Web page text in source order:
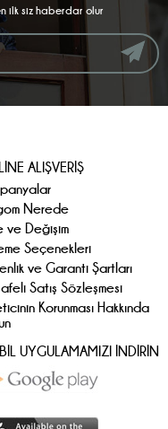
ilk siz haberdar olur
ALIŞVERİŞ
Nerede
ve Değişim
Seçenekleri
ve Garanti Şartları
Satış Sözleşmesi
Korunması Hakkında
UYGULAMAMIZI İNDİRİN